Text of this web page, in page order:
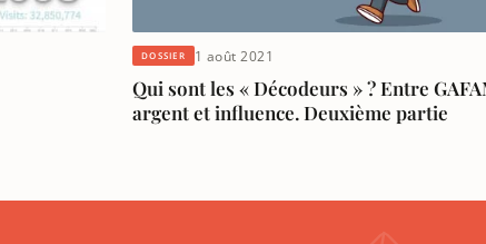
DOSSIER 1 août 2021
Qui sont les « Décodeurs » ? Entre
argent et influence. Deuxième partie